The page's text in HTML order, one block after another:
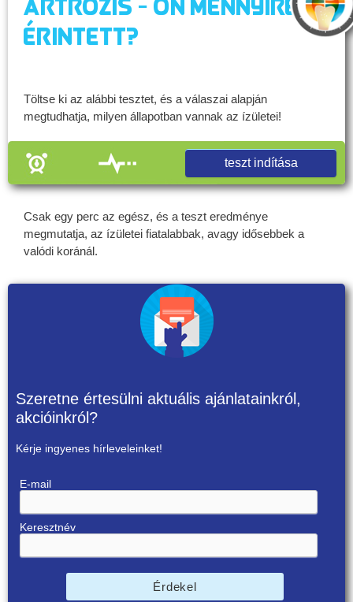
érintett?
Töltse ki az alábbi tesztet, és a válaszai alapján
megtudhatja, milyen állapotban vannak az ízületei!
teszt indítása
Csak egy perc az egész, és a teszt eredménye
megmutatja, az ízületei fiatalabbak, avagy idősebbek a
valódi koránál.
Szeretne értesülni aktuális ajánlatainkról,
akcióinkról?
Kérje ingyenes hírleveleinket!
E-mail
Keresztnév
Érdekel